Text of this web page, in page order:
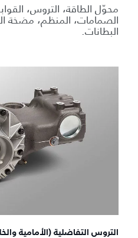
محوّل الطاقة، التروس،
الصمامات، المنظم، مضخة
البطانات.
التروس التفاضلية (الأمامية